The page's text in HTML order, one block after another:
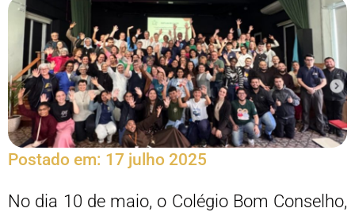
Postado em: 17 julho 2025
No dia 10 de maio, o Colégio Bom Conselho,